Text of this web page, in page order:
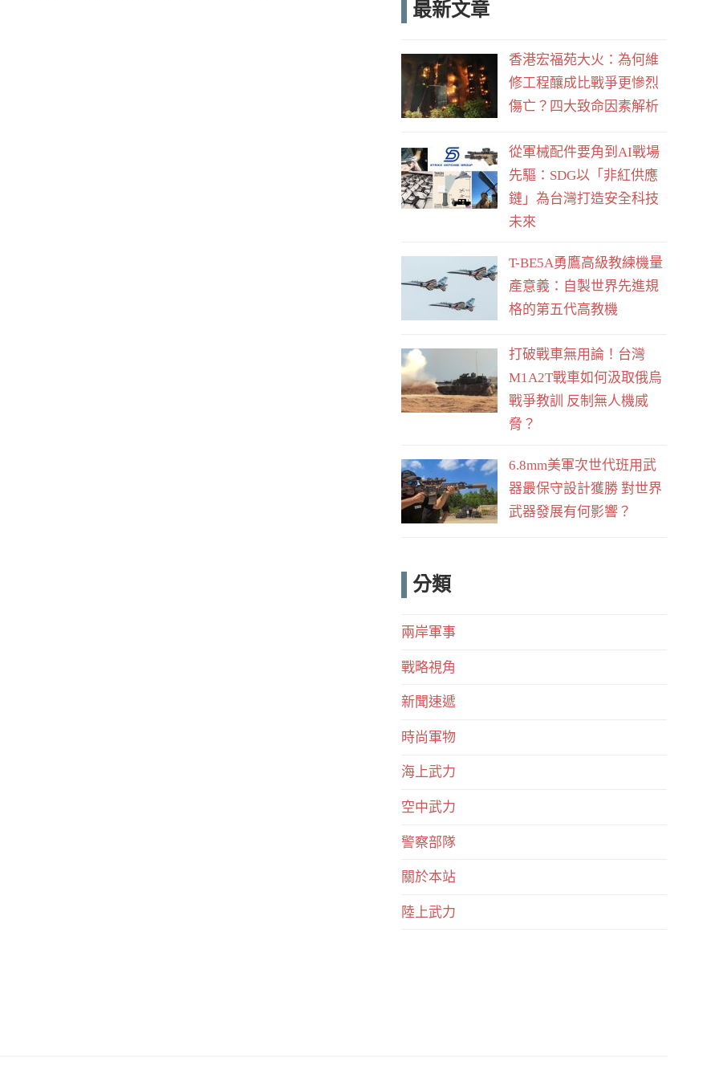
e
o
o
k
d
最新文章
香港宏福苑大火：為何維
修工程釀成比戰爭更慘烈
傷亡？四大致命因素解析
從軍械配件要角到AI戰場
先驅：SDG以「非紅供應
鏈」為台灣打造安全科技
未來
T-BE5A勇鷹高級教練機量
產意義：自製世界先進規
格的第五代高教機
打破戰車無用論！台灣
M1A2T戰車如何汲取俄烏
戰爭教訓 反制無人機威
脅？
6.8mm美軍次世代班用武
器最保守設計獲勝 對世界
武器發展有何影響？
分類
兩岸軍事
戰略視角
新聞速遞
時尚軍物
海上武力
空中武力
警察部隊
關於本站
陸上武力